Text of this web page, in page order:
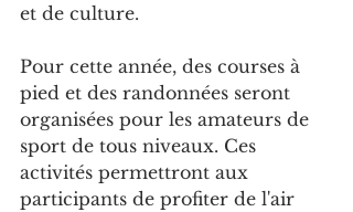
et de culture.
Pour cette année, des courses à
pied et des randonnées seront
organisées pour les amateurs de
sport de tous niveaux. Ces
activités permettront aux
participants de profiter de l'air